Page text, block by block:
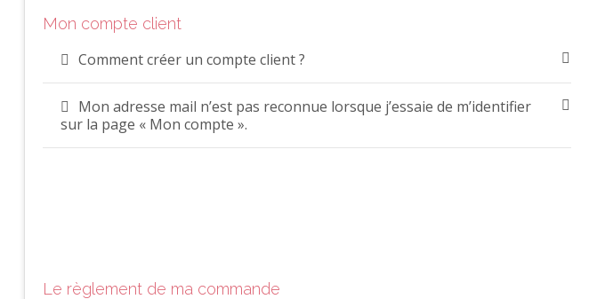
Mon compte client
Comment créer un compte client ?
Mon adresse mail n’est pas reconnue lorsque j’essaie de m’identifier
sur la page « Mon compte ».
Le règlement de ma commande